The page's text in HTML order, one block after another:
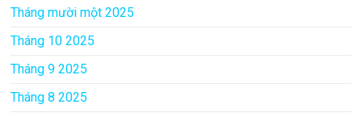
Tháng mười một 2025
Tháng 10 2025
Tháng 9 2025
Tháng 8 2025